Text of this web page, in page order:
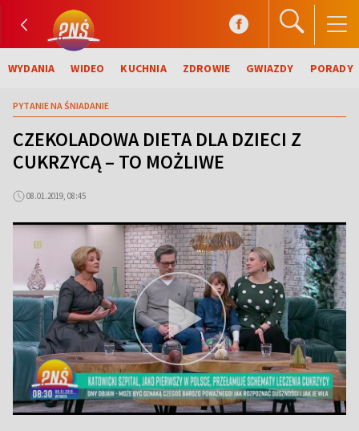
WYDANIA WIDEO KUCHNIA ZDROWIE GWIAZDY PORADY
PYTANIE NA ŚNIADANIE
CZEKOLADOWA DIETA DLA DZIECI Z
CUKRZYCĄ – TO MOŻLIWE
08.01.2019, 08:45